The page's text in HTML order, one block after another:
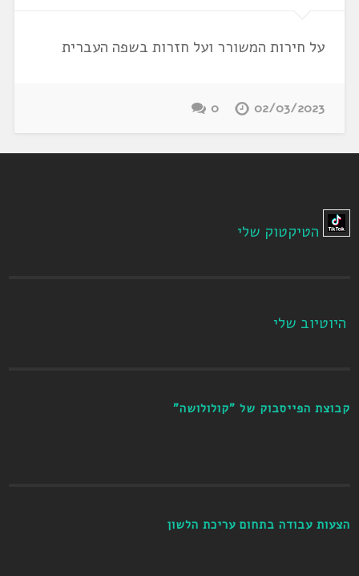
על חירות המשורר ועל חזרות בשפה העברית
02/03/2023
0
הטיקטוק שלי
היוטיוב שלי
קבוצת הפייסבוק של "קולולושה"
הצעות עבודה בתחום עריכת הלשון